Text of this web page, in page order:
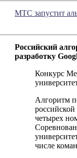
МТС запустит
Российский
разработку
Конкурс
Алгоритм
четырех
числе